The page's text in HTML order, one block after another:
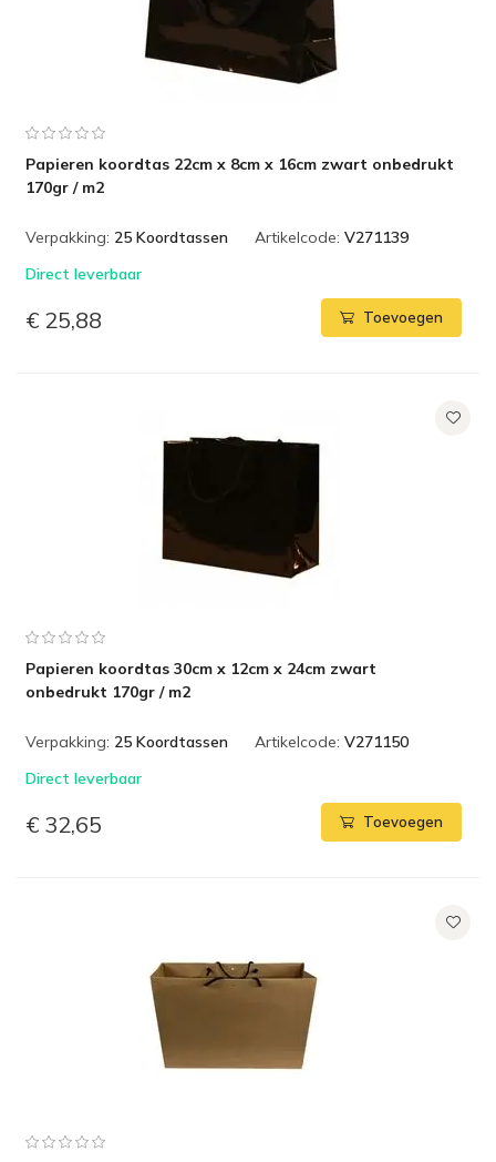
Papieren koordtas 22cm x 8cm x 16cm zwart onbedrukt
170gr / m2
Verpakking: 25 Koordtassen Artikelcode: V271139
Direct leverbaar
€ 25,88 Toevoegen
Papieren koordtas 30cm x 12cm x 24cm zwart
onbedrukt 170gr / m2
Verpakking: 25 Koordtassen Artikelcode: V271150
Direct leverbaar
€ 32,65 Toevoegen